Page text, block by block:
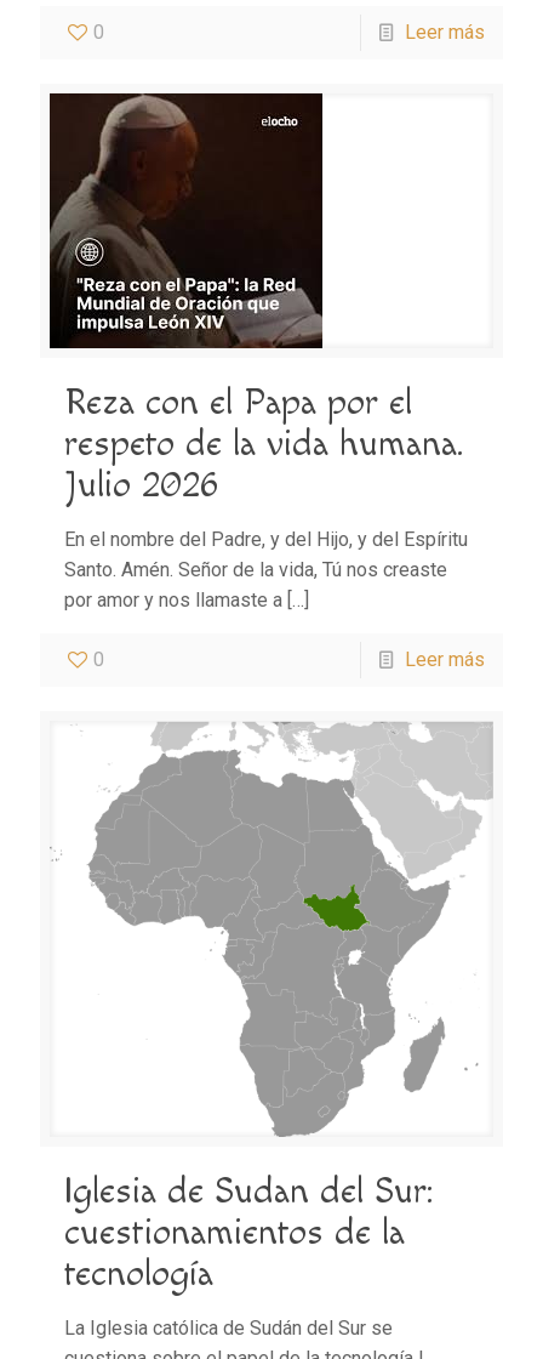
0 Leer más
Reza con el Papa por el
respeto de la vida humana.
Julio 2026
En el nombre del Padre, y del Hijo, y del Espíritu
Santo. Amén. Señor de la vida, Tú nos creaste
por amor y nos llamaste a […]
0 Leer más
Iglesia de Sudan del Sur:
cuestionamientos de la
tecnología
La Iglesia católica de Sudán del Sur se